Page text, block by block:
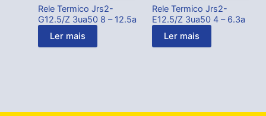
Rele Termico Jrs2-
G12.5/Z 3ua50 8 – 12.5a
Ler mais
Rele Termico Jrs2-
E12.5/Z 3ua50 4 – 6.3a
Ler mais